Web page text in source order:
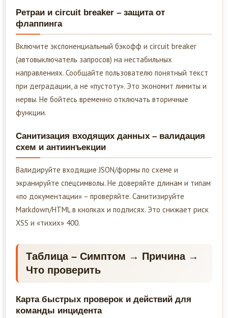
Ретраи и circuit breaker – защита от
флаппинга
Включите экспоненциальный бэкофф и circuit breaker
(автовыключатель запросов) на нестабильных
направлениях. Сообщайте пользователю понятный текст
при деградации, а не «пустоту». Это экономит лимиты и
нервы. Не бойтесь временно отключать вторичные
функции.
Санитизация входящих данных – валидация
схем и антиинъекции
Валидируйте входящие JSON/формы по схеме и
экранируйте спецсимволы. Не доверяйте длинам и типам
«по документации» – проверяйте. Санитизируйте
Markdown/HTML в кнопках и подписях. Это снижает риск
XSS и «тихих» 400.
Таблица – Симптом → Причина →
Что проверить
Карта быстрых проверок и действий для
команды инцидента